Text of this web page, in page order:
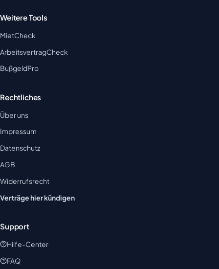
Weitere Tools
MietCheck
ArbeitsvertragCheck
BußgeldPro
Rechtliches
Über uns
Impressum
Datenschutz
AGB
Widerrufsrecht
Verträge hier kündigen
Support
Hilfe-Center
FAQ